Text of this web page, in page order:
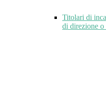
Titolari di
di direzione